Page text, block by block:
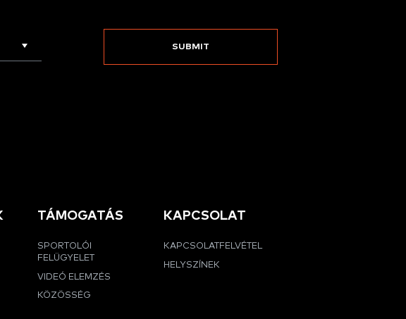
TÁMOGATÁS
SPORTOLÓI
FELÜGYELET
VIDEÓ ELEMZÉS
KÖZÖSSÉG
KAPCSOLAT
KAPCSOLATFELVÉTEL
HELYSZÍNEK